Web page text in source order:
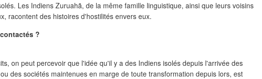
Les Indiens Zuruahã, de la même famille linguistique, ainsi que leurs voisins
racontent des histoires d'hostilités envers eux.
?
on peut percevoir que l'idée qu'il y a des Indiens isolés depuis l'arrivée des
des sociétés maintenues en marge de toute transformation depuis lors, est